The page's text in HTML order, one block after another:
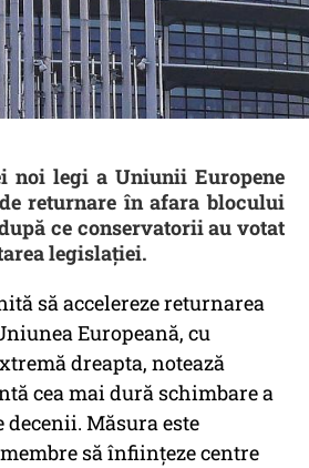
noi legi a Uniunii Europene
returnare în afara blocului
ce conservatorii au votat
legislației.
să accelereze returnarea
Europeană, cu
dreapta, notează
cea mai dură schimbare a
Măsura este
să înființeze centre